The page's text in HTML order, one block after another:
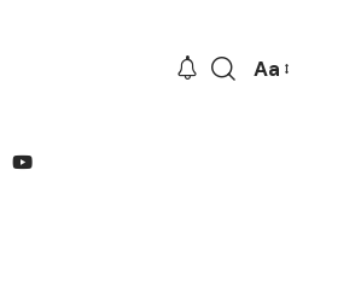
Font
Aa